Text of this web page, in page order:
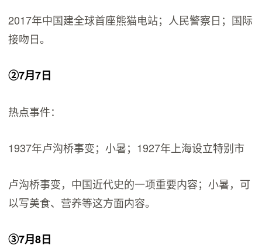
2017年中国建全球首座熊猫电站；人民警察日；国际
接吻日。
②7月7日
热点事件：
1937年卢沟桥事变；小暑；1927年上海设立特别市
卢沟桥事变，中国近代史的一项重要内容；小暑，可
以写美食、营养等这方面内容。
③7月8日